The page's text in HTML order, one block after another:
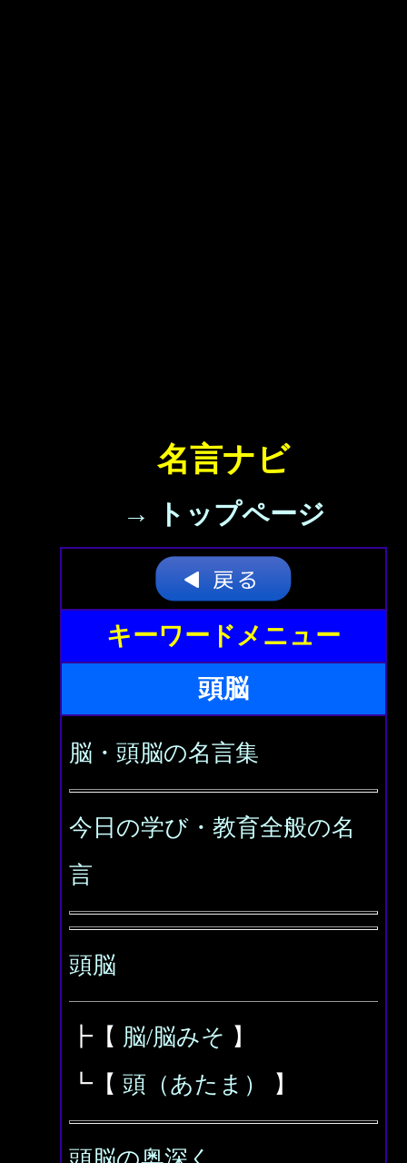
名言ナビ
→ トップページ
キーワードメニュー
頭脳
脳・頭脳の名言集
今日の学び・教育全般の名
言
頭脳
┣【 脳/脳みそ 】
┗【 頭（あたま） 】